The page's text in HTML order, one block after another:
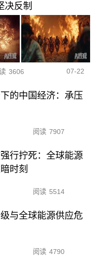
决反制
3606 07-22
的中国经济：承压
阅读 7907
行拧死：全球能源
时刻
阅读 5514
与全球能源供应危
阅读 4790